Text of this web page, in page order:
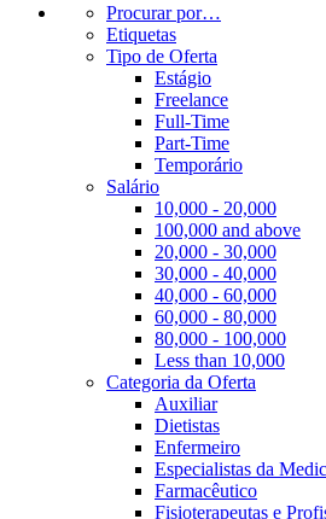
Procurar por…
Etiquetas
Tipo de Oferta
Estágio
Freelance
Full-Time
Part-Time
Temporário
Salário
10,000 - 20,000
100,000 and above
20,000 - 30,000
30,000 - 40,000
40,000 - 60,000
60,000 - 80,000
80,000 - 100,000
Less than 10,000
Categoria da Oferta
Auxiliar
Dietistas
Enfermeiro
Especialistas da
Farmacêutico
Fisioterapeutas e